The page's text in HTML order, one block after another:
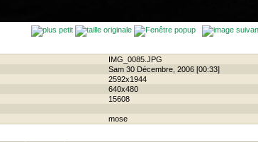
IMG_0085.JPG
Sam 30 Décembre, 2006 [00:33]
2592x1944
640x480
15608
mose